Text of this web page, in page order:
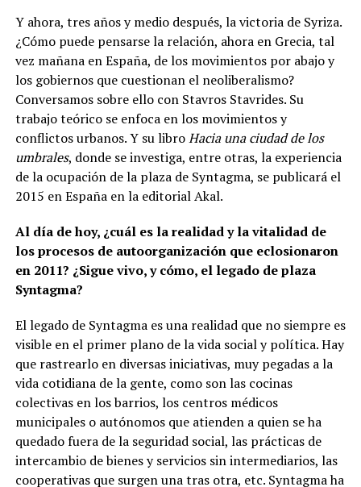
Y ahora, tres años y medio después, la victoria de Syriza.
¿Cómo puede pensarse la relación, ahora en Grecia, tal
vez mañana en España, de los movimientos por abajo y
los gobiernos que cuestionan el neoliberalismo?
Conversamos sobre ello con Stavros Stavrides. Su
trabajo teórico se enfoca en los movimientos y
conflictos urbanos. Y su libroHacia una ciudad de los
umbrales, donde se investiga, entre otras, la experiencia
de la ocupación de la plaza de Syntagma, se publicará el
2015 en España en la editorial Akal.
Al día de hoy, ¿cuál es la realidad y la vitalidad de
los procesos de autoorganización que eclosionaron
en 2011? ¿Sigue vivo, y cómo, el legado de plaza
Syntagma?
El legado de Syntagma es una realidad que no siempre es
visible en el primer plano de la vida social y política. Hay
que rastrearlo en diversas iniciativas, muy pegadas a la
vida cotidiana de la gente, como son las cocinas
colectivas en los barrios, los centros médicos
municipales o autónomos que atienden a quien se ha
quedado fuera de la seguridad social, las prácticas de
intercambio de bienes y servicios sin intermediarios, las
cooperativas que surgen una tras otra, etc. Syntagma ha